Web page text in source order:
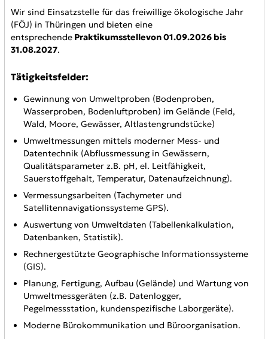
Wir sind Einsatzstelle für das freiwillige ökologische Jahr
(FÖJ) in Thüringen und bieten eine
entsprechendePraktikumsstellevon 01.09.2026 bis
31.08.2027.
Tätigkeitsfelder:
Gewinnung von Umweltproben (Bodenproben,
Wasserproben, Bodenluftproben) im Gelände (Feld,
Wald, Moore, Gewässer, Altlastengrundstücke)
Umweltmessungen mittels moderner Mess- und
Datentechnik (Abflussmessung in Gewässern,
Qualitätsparameter z.B. pH, el. Leitfähigkeit,
Sauerstoffgehalt, Temperatur, Datenaufzeichnung).
Vermessungsarbeiten (Tachymeter und
Satellitennavigationssysteme GPS).
Auswertung von Umweltdaten (Tabellenkalkulation,
Datenbanken, Statistik).
Rechnergestützte Geographische Informationssysteme
(GIS).
Planung, Fertigung, Aufbau (Gelände) und Wartung von
Umweltmessgeräten (z.B. Datenlogger,
Pegelmessstation, kundenspezifische Laborgeräte).
Moderne Bürokommunikation und Büroorganisation.